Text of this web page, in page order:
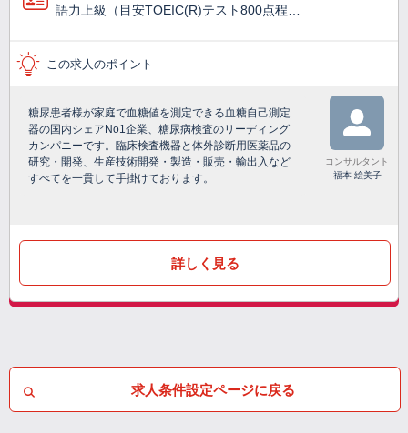
語力上級（目安TOEIC(R)テスト800点程…
この求人のポイント
糖尿患者様が家庭で血糖値を測定できる血糖自己測定
器の国内シェアNo1企業、糖尿病検査のリーディング
カンパニーです。臨床検査機器と体外診断用医薬品の
研究・開発、生産技術開発・製造・販売・輸出入など
すべてを一貫して手掛けております。
コンサルタント
福本 絵美子
詳しく見る
求人条件設定ページに戻る